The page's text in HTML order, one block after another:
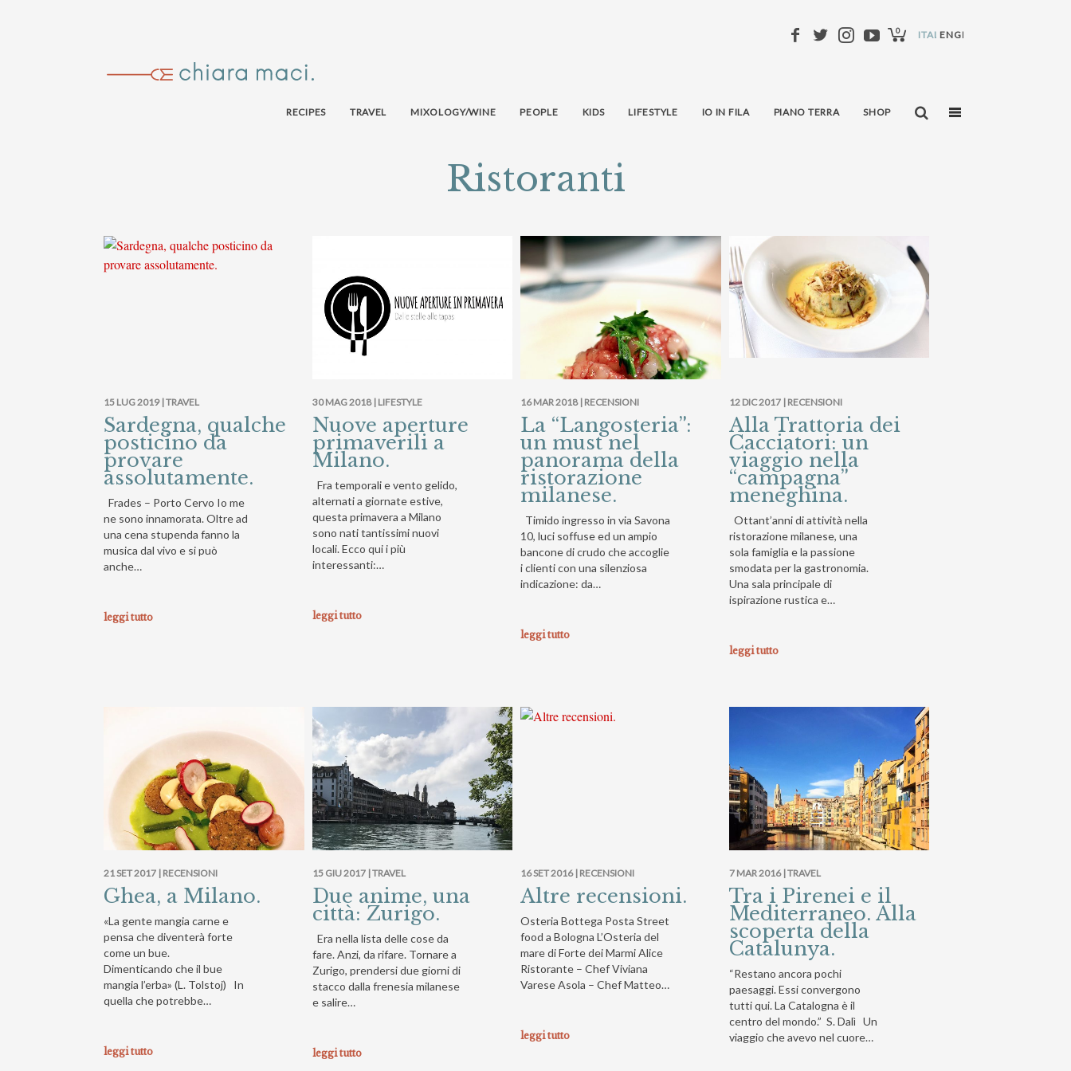
ITALIANO
ENGLISH
0
RECIPES TRAVEL MIXOLOGY/WINE PEOPLE KIDS LIFESTYLE IO IN FILA PIANO TERRA SHOP
Ristoranti
15 LUG 2019 |TRAVEL
Sardegna, qualche
posticino da
provare
assolutamente.
Frades – Porto Cervo Io me
ne sono innamorata. Oltre ad
una cena stupenda fanno la
musica dal vivo e si può
anche…
leggi tutto
30 MAG 2018 | LIFESTYLE
Nuove aperture
primaverili a
Milano.
Fra temporali e vento gelido,
alternati a giornate estive,
questa primavera a Milano
sono nati tantissimi nuovi
locali. Ecco qui i più
interessanti:…
leggi tutto
16 MAR 2018 | RECENSIONI
La “Langosteria”:
un must nel
panorama della
ristorazione
milanese.
Timido ingresso in via Savona
10, luci soffuse ed un ampio
bancone di crudo che accoglie
i clienti con una silenziosa
indicazione: da…
leggi tutto
12 DIC 2017 | RECENSIONI
Alla Trattoria dei
Cacciatori: un
viaggio nella
“campagna”
meneghina.
Ottant’anni di attività nella
ristorazione milanese, una
sola famiglia e la passione
smodata per la gastronomia.
Una sala principale di
ispirazione rustica e…
leggi tutto
21 SET 2017 | RECENSIONI
Ghea, a Milano.
«La gente mangia carne e
pensa che diventerà forte
come un bue.
Dimenticando che il bue
mangia l’erba» (L. Tolstoj) In
quella che potrebbe…
leggi tutto
15 GIU 2017 |TRAVEL
Due anime, una
città: Zurigo.
Era nella lista delle cose da
fare. Anzi, da rifare. Tornare a
Zurigo, prendersi due giorni di
stacco dalla frenesia milanese
e salire…
leggi tutto
16 SET 2016 | RECENSIONI
Altre recensioni.
Osteria Bottega Posta Street
food a Bologna L’Osteria del
mare di Forte dei Marmi Alice
Ristorante – Chef Viviana
Varese Asola – Chef Matteo…
leggi tutto
7 MAR 2016 |TRAVEL
Tra i Pirenei e il
Mediterraneo. Alla
scoperta della
Catalunya.
“Restano ancora pochi
paesaggi. Essi convergono
tutti qui. La Catalogna è il
centro del mondo.” S. Dalì Un
viaggio che avevo nel cuore…